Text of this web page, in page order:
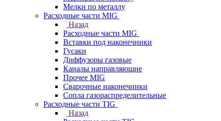
Мелки по металлу
Расходные части MIG
Назад
Расходные части MIG
Вставки под наконечники
Гусаки
Диффузоры газовые
Каналы направляющие
Прочее MIG
Сварочные наконечники
Сопла газораспределительные
Расходные части TIG
Назад